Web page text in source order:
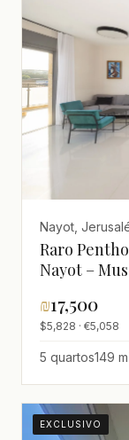
Nayot,
Raro
Nayot –
₪17,500
$5,828 · €5,058
5 quartos149
EXCLUSIVO